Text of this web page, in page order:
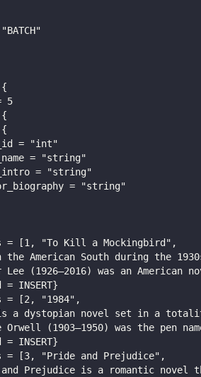
5
= "int"
= "string"
= "string"
= "string"
= [1, "To Kill a Mockingbird",
the American South during the
Lee (1926–2016) was an American
= INSERT}
= [2, "1984",
a dystopian novel set in a
Orwell (1903–1950) was the pen
= INSERT}
= [3, "Pride and Prejudice",
Prejudice is a romantic novel